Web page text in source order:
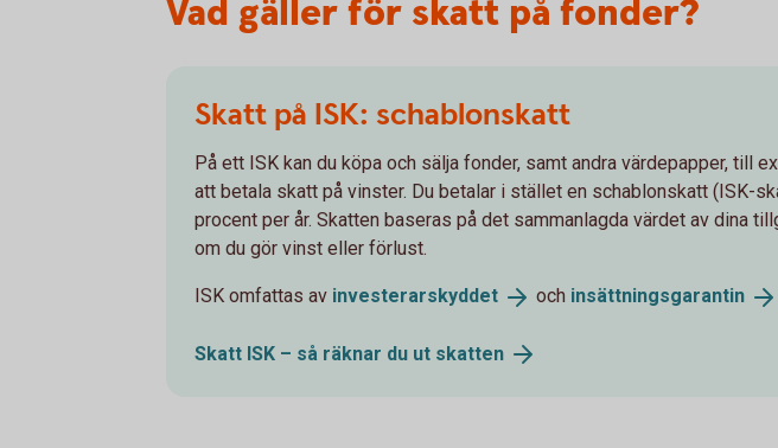
Vad gäller för skatt på fonder?
Skatt på ISK: schablonskatt
På ett ISK kan du köpa och sälja fonder, samt andra värdepapper, till
att betala skatt på vinster. Du betalar i stället en schablonskatt (ISK-
procent per år. Skatten baseras på det sammanlagda värdet av dina
om du gör vinst eller förlust.
ISK omfattas av investerarskyddet och insättningsgarantin
Skatt ISK – så räknar du ut skatten